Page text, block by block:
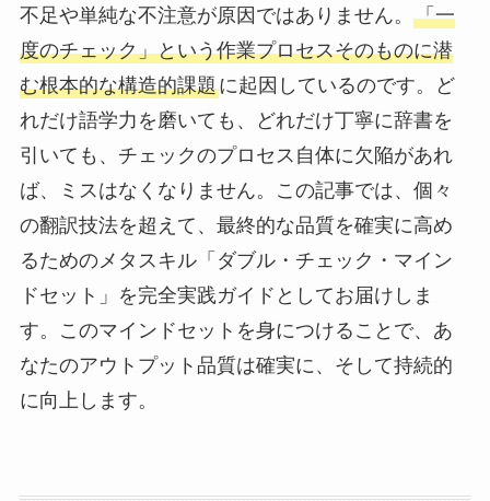
不足や単純な不注意が原因ではありません。 「一
度のチェック」という作業プロセスそのものに潜
む根本的な構造的課題に起因しているのです。ど
れだけ語学力を磨いても、どれだけ丁寧に辞書を
引いても、チェックのプロセス自体に欠陥があれ
ば、ミスはなくなりません。この記事では、個々
の翻訳技法を超えて、最終的な品質を確実に高め
るためのメタスキル「ダブル・チェック・マイン
ドセット」を完全実践ガイドとしてお届けしま
す。このマインドセットを身につけることで、あ
なたのアウトプット品質は確実に、そして持続的
に向上します。